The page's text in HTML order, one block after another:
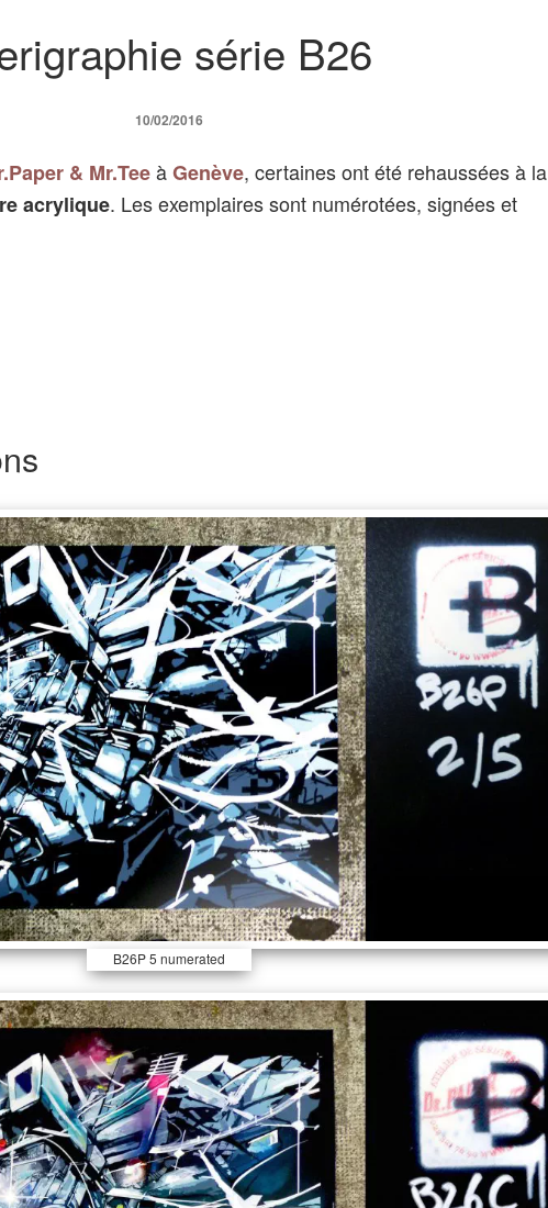
série B26
10/02/2016
& Mr.TeeàGenève, certaines ont été rehaussées à la
acrylique. Les exemplaires sont numérotées, signées et
B26P 5 numerated
pieces, 4 colors
silkscreen 94x74cm on
plastified paper.